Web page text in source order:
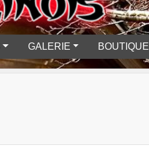
GALERIE BOUTIQUE